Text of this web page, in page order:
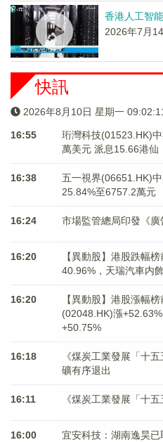
香港人工智
2026年7月
快訊
2026年8月10日 星期一
16:55
珩灣科技(01523.HK)
萬美元 派息15.66港仙
16:38
五一視界(06651.HK)
25.84%至6757.2萬元
16:24 市場監管總局印發《廣
16:20
【異動股】港股跌幅
40.96%，天瑞汽車内
16:20
【異動股】港股漲幅
(02048.HK)漲
+50.75%
16:18
《煤炭工業發展「十
礦有序退出
16:11 《煤炭工業發展「十
16:00
宜安科技：湖南逸昊